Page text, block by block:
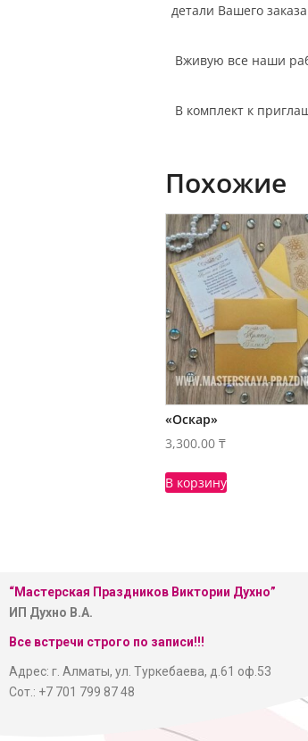
детали Вашего
Вживую все наши
В комплект к
Похожие
«Оскар»
3,300.00 ₸
В корзину
“Мастерская Праздников Виктории Духно”
ИП Духно В.А.
Все встречи строго по записи!!!
Адрес: г. Алматы, ул. Туркебаева, д.61 оф.53
Сот.: +7 701 799 87 48